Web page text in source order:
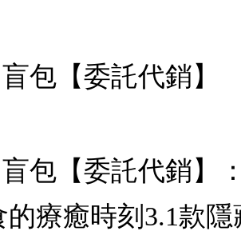
包【委託代銷】
包【委託代銷】
療癒時刻3.1款隱